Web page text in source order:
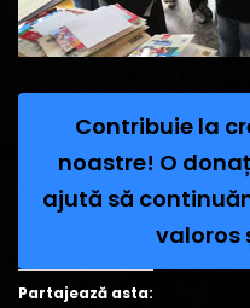
Contribuie la
noastre! O
ajută să
valoros
Partajează asta: